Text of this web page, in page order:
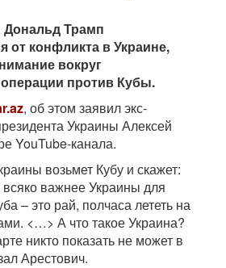
Трамп
от конфликта в Украине,
вокруг
против Кубы.
, об этом заявил экс-
Украины Алексей
YouTube-канала.
возьмет Кубу и скажет:
важнее Украины для
– это рай, полчаса лететь на
<…> А что такое Украина?
никто показать не может в
Арестович.